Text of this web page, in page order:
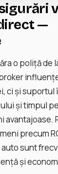
—
o poliță de
ci și suportul
și timpul
avantajoase.
precum
sunt
și